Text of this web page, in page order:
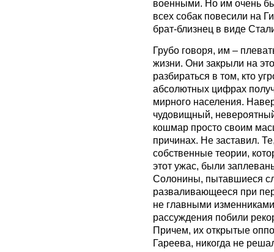
военными. Но им очень
всех собак повесили на
брат-близнец в виде
Грубо говоря, им –
жизни. Они закрыли на
разбираться в том, кто
абсолютных цифрах
мирного населения.
чудовищный,
кошмар просто своим
причинах. Не заставил.
собственные теории,
этот ужас, были
Солонины, пытавшиеся
разваливающееся при
не главными
рассуждения побили
Причем, их открытые
Гареева, никогда не